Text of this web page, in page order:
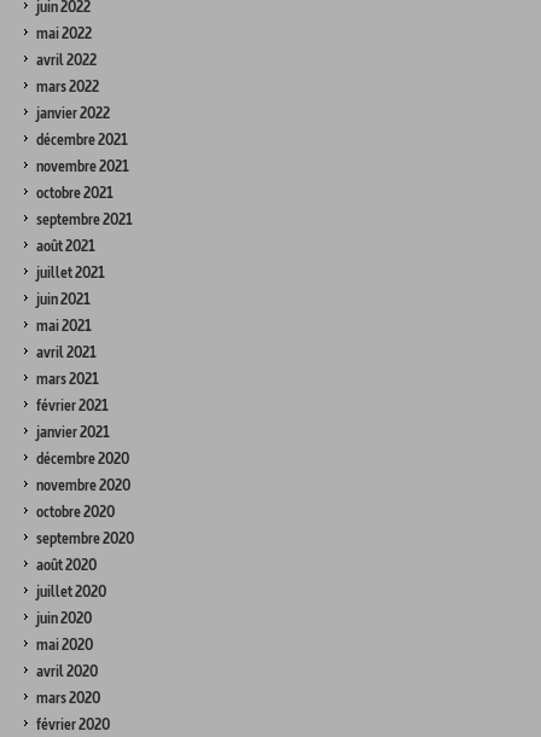
juin 2022
mai 2022
avril 2022
mars 2022
janvier 2022
décembre 2021
novembre 2021
octobre 2021
septembre 2021
août 2021
juillet 2021
juin 2021
mai 2021
avril 2021
mars 2021
février 2021
janvier 2021
décembre 2020
novembre 2020
octobre 2020
septembre 2020
août 2020
juillet 2020
juin 2020
mai 2020
avril 2020
mars 2020
février 2020